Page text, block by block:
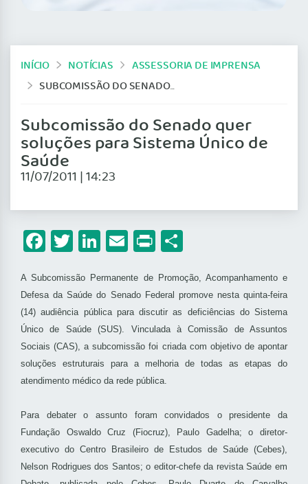
INÍCIO NOTÍCIAS
ASSESSORIA DE IMPRENSA
SUBCOMISSÃO DO SENADO QUER SOLUÇÕES PARA SISTEMA ÚNICO DE SAÚDE
Subcomissão do Senado quer
soluções para Sistema Único de
Saúde
11/07/2011 | 14:23
Facebook
Twitter
LinkedIn
Email
Print
A Subcomissão Permanente de Promoção, Acompanhamento e
Defesa da Saúde do Senado Federal promove nesta quinta-feira
(14) audiência pública para discutir as deficiências do Sistema
Único de Saúde (SUS). Vinculada à Comissão de Assuntos
Sociais (CAS), a subcomissão foi criada com objetivo de apontar
soluções estruturais para a melhoria de todas as etapas do
atendimento médico da rede pública.
Para debater o assunto foram convidados o presidente da
Fundação Oswaldo Cruz (Fiocruz), Paulo Gadelha; o diretor-
executivo do Centro Brasileiro de Estudos de Saúde (Cebes),
Nelson Rodrigues dos Santos; o editor-chefe da revista Saúde em